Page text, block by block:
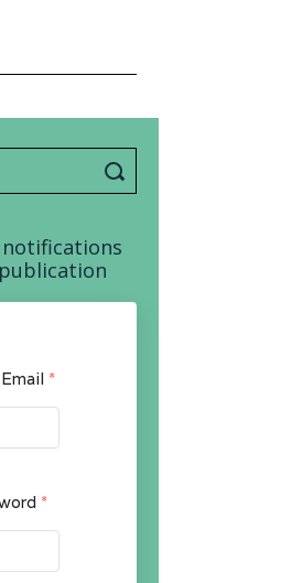
notifications
*
*